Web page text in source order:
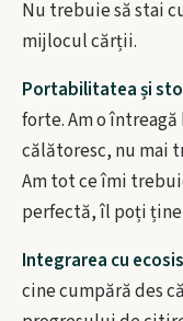
Nu trebuie să stai
mijlocul cărții.
Portabilitatea și
forte. Am o
călătoresc, nu mai
Am tot ce îmi
perfectă, îl poți ține
Integrarea cu
cine cumpără des